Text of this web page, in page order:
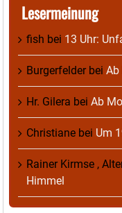
Lesermeinung
fish bei 13 Uhr:
Burgerfelderbei Ab
Hr. Gilera bei Ab
Christiane bei Um
Rainer Kirmse ,
Himmel